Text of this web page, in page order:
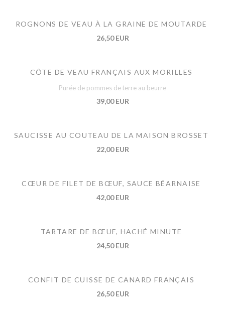
ROGNONS DE VEAU À LA GRAINE DE MOUTARDE
26,50 EUR
CÔTE DE VEAU FRANÇAIS AUX MORILLES
Purée de pommes de terre au beurre
39,00 EUR
SAUCISSE AU COUTEAU DE LA MAISON BROSSET
22,00 EUR
CŒUR DE FILET DE BŒUF, SAUCE BÉARNAISE
42,00 EUR
TARTARE DE BŒUF, HACHÉ MINUTE
24,50 EUR
CONFIT DE CUISSE DE CANARD FRANÇAIS
26,50 EUR